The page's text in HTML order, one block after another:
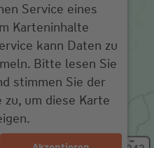
Service eines
Karteninhalte
kann Daten zu
Bitte lesen Sie
stimmen Sie der
um diese Karte